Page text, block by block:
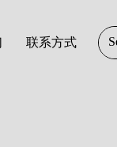
联系方式